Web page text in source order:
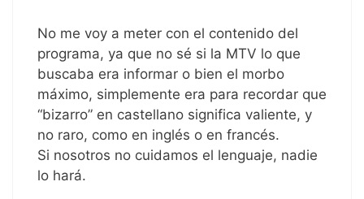
No me voy a meter con el contenido del
programa, ya que no sé si la MTV lo que
buscaba era informar o bien el morbo
máximo, simplemente era para recordar que
“bizarro” en castellano significa valiente, y
no raro, como en inglés o en francés.
Si nosotros no cuidamos el lenguaje, nadie
lo hará.